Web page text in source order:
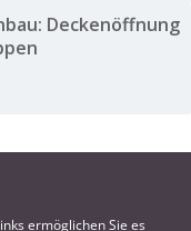
Deckenöffnung
ermöglichen Sie es